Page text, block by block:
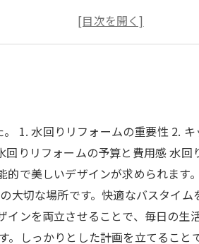
水システムのメンテナンスと改良方法
1. 水回りリフォームの重要性 2.
りリフォームの予算と費用感 水
で美しいデザインが求められま
大切な場所です。快適なバスタイ
ンを両立させることで、毎日の
しっかりとした計画を立てるこ